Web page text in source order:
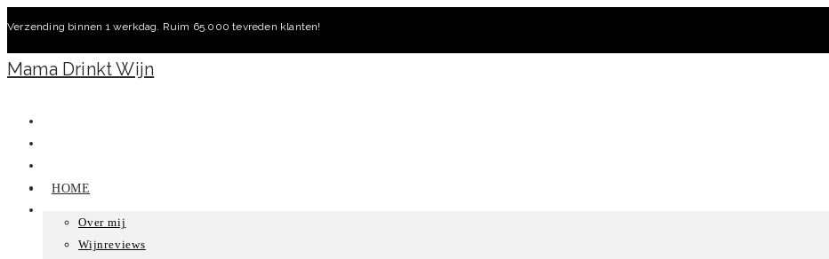
inhoud
Verzending binnen 1 werkdag. Ruim 65.000 tevreden klanten!
Mama Drinkt Wijn
HOME
Over mij
Wijnreviews